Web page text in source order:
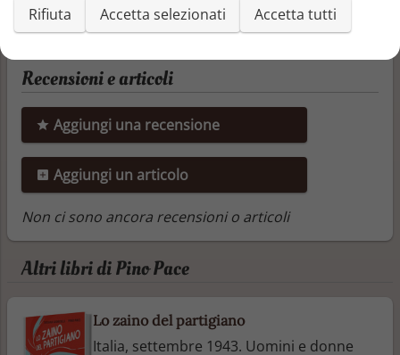
Recensioni e articoli
Aggiungi una recensione
Aggiungi un articolo
Non ci sono ancora recensioni o articoli
Altri libri di Pino Pace
Lo zaino del partigiano
Italia, settembre 1943. Uomini e donne
Rifiuta Accetta selezionati Accetta tutti